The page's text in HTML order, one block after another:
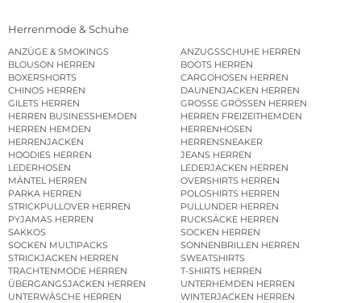
Herrenmode & Schuhe
ANZÜGE & SMOKINGS
ANZUGSSCHUHE HERREN
BLOUSON HERREN
BOOTS HERREN
BOXERSHORTS
CARGOHOSEN HERREN
CHINOS HERREN
DAUNENJACKEN HERREN
GILETS HERREN
GROSSE GRÖSSEN HERREN
HERREN BUSINESSHEMDEN
HERREN FREIZEITHEMDEN
HERREN HEMDEN
HERRENHOSEN
HERRENJACKEN
HERRENSNEAKER
HOODIES HERREN
JEANS HERREN
LEDERHOSEN
LEDERJACKEN HERREN
MÄNTEL HERREN
OVERSHIRTS HERREN
PARKA HERREN
POLOSHIRTS HERREN
STRICKPULLOVER HERREN
PULLUNDER HERREN
PYJAMAS HERREN
RUCKSÄCKE HERREN
SAKKOS
SOCKEN HERREN
SOCKEN MULTIPACKS
SONNENBRILLEN HERREN
STRICKJACKEN HERREN
SWEATSHIRTS
TRACHTENMODE HERREN
T-SHIRTS HERREN
ÜBERGANGSJACKEN HERREN
UNTERHEMDEN HERREN
UNTERWÄSCHE HERREN
WINTERJACKEN HERREN